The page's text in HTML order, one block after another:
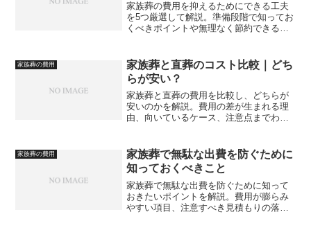
家族葬の費用を抑えるためにできる工夫
を5つ厳選して解説。準備段階で知ってお
くべきポイントや無理なく節約できる方
家族葬の費用
家族葬と直葬のコスト比較｜どち
らが安い？
家族葬と直葬の費用を比較し、どちらが
安いのかを解説。費用の差が生まれる理
由、向いているケース、注意点までわか
家族葬の費用
家族葬で無駄な出費を防ぐために
知っておくべきこと
家族葬で無駄な出費を防ぐために知って
おきたいポイントを解説。費用が膨らみ
やすい項目、注意すべき見積もりの落と